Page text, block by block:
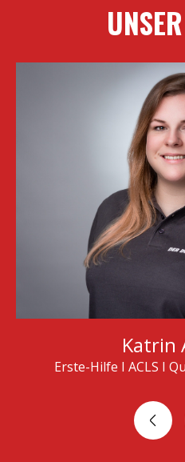
Katrin
Erste-Hilfe I ACLS I